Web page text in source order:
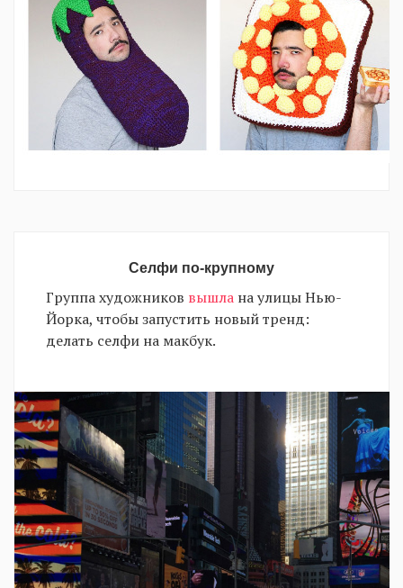
Селфи по-крупному
Группа художников вышла на улицы Нью-
Йорка, чтобы запустить новый тренд:
делать селфи на макбук.